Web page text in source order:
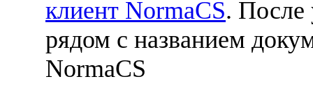
клиент NormaCS. После
рядом с названием
NormaCS